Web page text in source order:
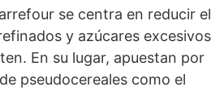
se centra en reducir el
y azúcares excesivos
En su lugar, apuestan por
pseudocereales como el